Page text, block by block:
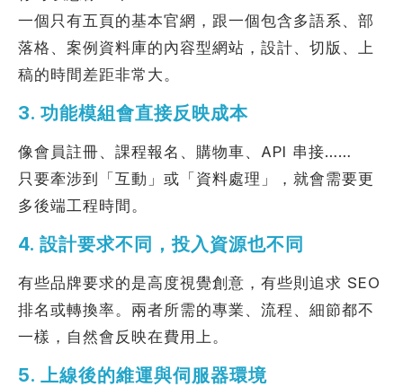
一個只有五頁的基本官網，跟一個包含多語系、部
落格、案例資料庫的內容型網站，設計、切版、上
稿的時間差距非常大。
3. 功能模組會直接反映成本
像會員註冊、課程報名、購物車、API 串接……
只要牽涉到「互動」或「資料處理」，就會需要更
多後端工程時間。
4. 設計要求不同，投入資源也不同
有些品牌要求的是高度視覺創意，有些則追求 SEO
排名或轉換率。兩者所需的專業、流程、細節都不
一樣，自然會反映在費用上。
5. 上線後的維運與伺服器環境